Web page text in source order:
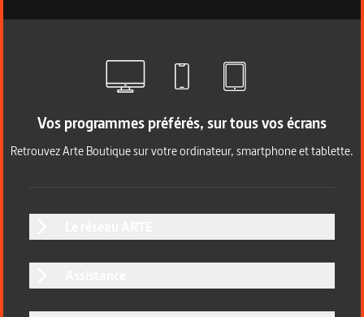
Vos programmes préférés, sur tous vos écrans
Retrouvez Arte Boutique sur votre ordinateur, smartphone et tablette.